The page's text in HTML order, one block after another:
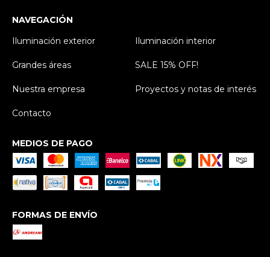
NAVEGACIÓN
Iluminación exterior
Iluminación interior
Grandes áreas SALE 15% OFF!
Nuestra empresa Proyectos y notas de interés
Contacto
MEDIOS DE PAGO
FORMAS DE ENVÍO